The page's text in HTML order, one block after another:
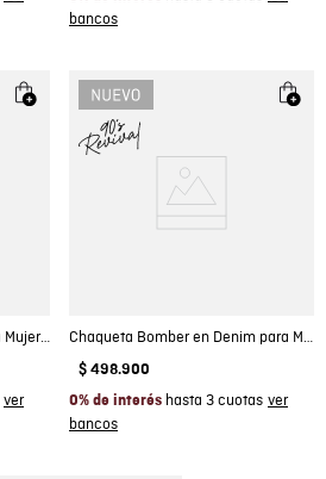
Enterizo de Denim Negro para Mujer - Colombiamoda Chaqueta Bomber en Denim para Mujer - Colombiamoda
$ 498.900
0% de interés hasta 3 cuotas